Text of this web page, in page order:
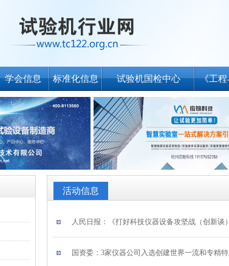
学会信息 标准化信息 试验机国检中心 《工程
活动信息
人民日报：《打好科技仪器设备攻坚战（创新谈
国资委：3家仪器公司入选创建世界一流和专精